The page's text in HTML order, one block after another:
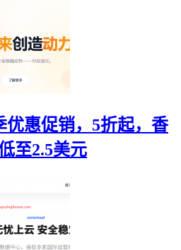
优惠促销，5折起，香
至2.5美元